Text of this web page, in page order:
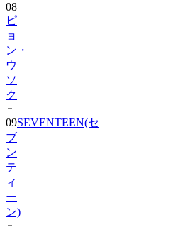
08
ピ
ョ
ン・
ウ
ソ
ク
09SEVENTEEN(セ
ブ
ン
テ
ィ
ー
ン)